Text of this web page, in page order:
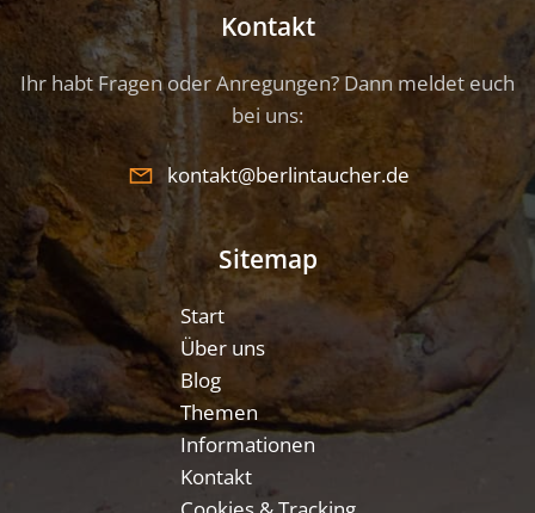
Kontakt
Ihr habt Fragen oder Anregungen? Dann meldet euch
bei uns:
kontakt@berlintaucher.de
Sitemap
Start
Über uns
Blog
Themen
Informationen
Kontakt